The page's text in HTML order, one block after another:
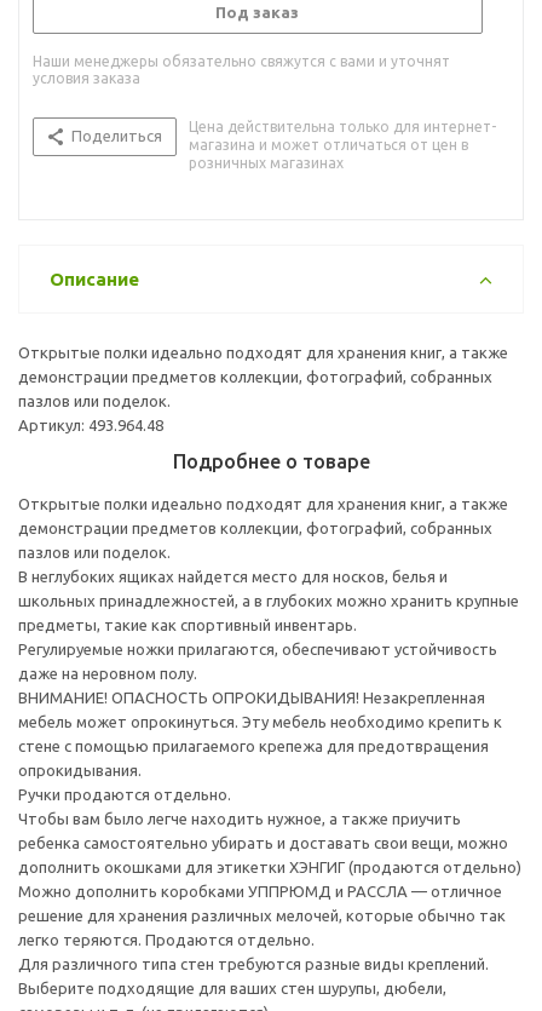
Под заказ
Наши менеджеры обязательно свяжутся с вами и уточнят
условия заказа
Поделиться
Цена действительна только для интернет-
магазина и может отличаться от цен в
розничных магазинах
Описание
Открытые полки идеально подходят для хранения книг, а также
демонстрации предметов коллекции, фотографий, собранных
пазлов или поделок.
Артикул: 493.964.48
Подробнее о товаре
Открытые полки идеально подходят для хранения книг, а также
демонстрации предметов коллекции, фотографий, собранных
пазлов или поделок.
В неглубоких ящиках найдется место для носков, белья и
школьных принадлежностей, а в глубоких можно хранить крупные
предметы, такие как спортивный инвентарь.
Регулируемые ножки прилагаются, обеспечивают устойчивость
даже на неровном полу.
ВНИМАНИЕ! ОПАСНОСТЬ ОПРОКИДЫВАНИЯ! Незакрепленная
мебель может опрокинуться. Эту мебель необходимо крепить к
стене с помощью прилагаемого крепежа для предотвращения
опрокидывания.
Ручки продаются отдельно.
Чтобы вам было легче находить нужное, а также приучить
ребенка самостоятельно убирать и доставать свои вещи, можно
дополнить окошками для этикетки ХЭНГИГ (продаются отдельно)
Можно дополнить коробками УППРЮМД и РАССЛА — отличное
решение для хранения различных мелочей, которые обычно так
легко теряются. Продаются отдельно.
Для различного типа стен требуются разные виды креплений.
Выберите подходящие для ваших стен шурупы, дюбели,